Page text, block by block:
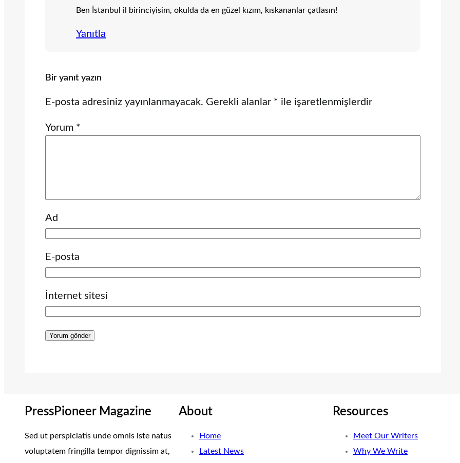
Ben İstanbul il birinciyisim, okulda da en güzel kızım, kıskananlar çatlasın!
Yanıtla
Bir yanıt yazın
E-posta adresiniz yayınlanmayacak. Gerekli alanlar * ile işaretlenmişlerdir
Yorum *
Ad
E-posta
İnternet sitesi
PressPioneer Magazine
Sed ut perspiciatis unde omnis iste natus
voluptatem fringilla tempor dignissim at,
About
Home
Latest News
Resources
Meet Our Writers
Why We Write